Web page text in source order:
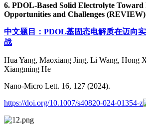
6. PDOL-Based Solid Electrolyte
Opportunities and Challenges (REVIEW)
中文题目：PDOL基固态电解质在迈向
战
Hua Yang, Maoxiang Jing, Li Wang, Hong
Xiangming He
Nano-Micro Lett. 16, 127 (2024).
https://doi.org/10.1007/s40820-024-01354-z